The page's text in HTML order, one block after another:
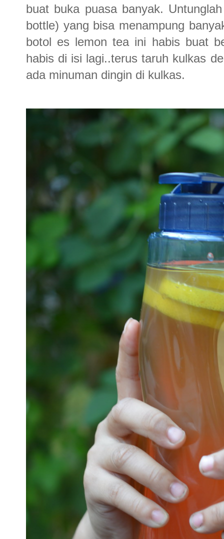
buat buka puasa banyak.
bottle) yang bisa menampung
botol es lemon tea ini habis buat
habis di isi lagi..terus taruh kulkas
ada minuman dingin di kulkas.